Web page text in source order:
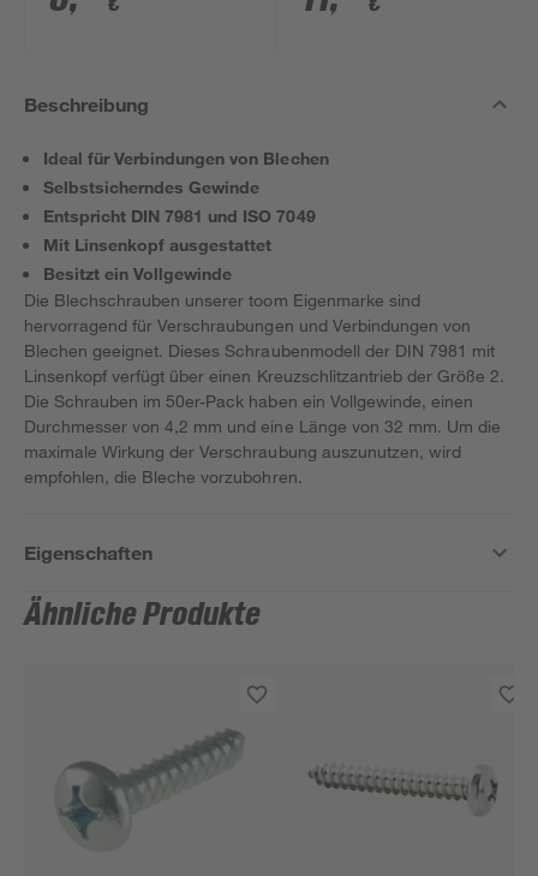
Beschreibung
Ideal für Verbindungen von Blechen
Selbstsicherndes Gewinde
Entspricht DIN 7981 und ISO 7049
Mit Linsenkopf ausgestattet
Besitzt ein Vollgewinde
Die Blechschrauben unserer toom Eigenmarke sind
hervorragend für Verschraubungen und Verbindungen von
Blechen geeignet. Dieses Schraubenmodell der DIN 7981 mit
Linsenkopf verfügt über einen Kreuzschlitzantrieb der Größe 2.
Die Schrauben im 50er-Pack haben ein Vollgewinde, einen
Durchmesser von 4,2 mm und eine Länge von 32 mm. Um die
maximale Wirkung der Verschraubung auszunutzen, wird
empfohlen, die Bleche vorzubohren.
Eigenschaften
Ähnliche Produkte